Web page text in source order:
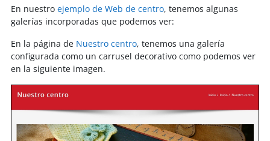
En nuestro ejemplo de Web de centro, tenemos algunas
galerías incorporadas que podemos ver:
En la página de Nuestro centro, tenemos una galería
configurada como un carrusel decorativo como podemos ver
en la siguiente imagen.